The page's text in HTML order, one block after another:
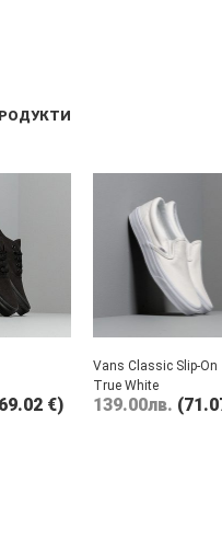
€)
Vans Classic Slip-On
True White
139.00лв.